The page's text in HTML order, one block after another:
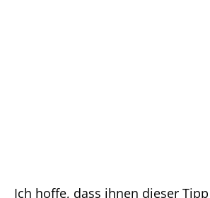
Ich hoffe, dass ihnen dieser